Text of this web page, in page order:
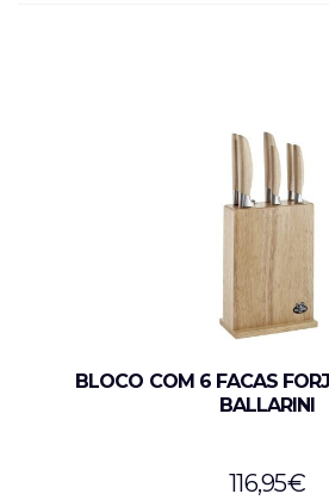
BLOCO COM 6 FACAS
BALLARINI
116,95€